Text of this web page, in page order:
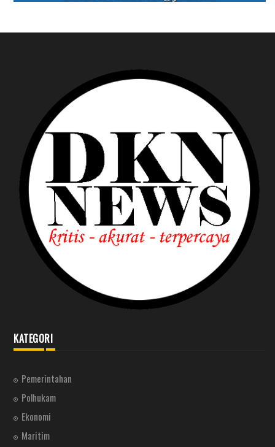
KATEGORI
Pemerintahan
Polhukam
Ekonomi
Maritim